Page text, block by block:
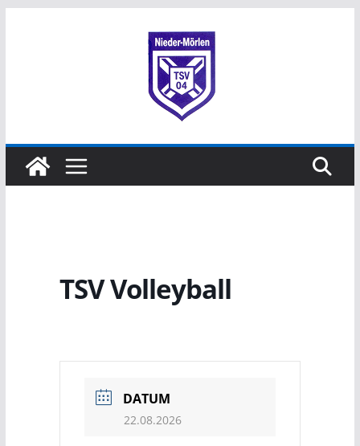
TSV Volleyball
DATUM
22.08.2026